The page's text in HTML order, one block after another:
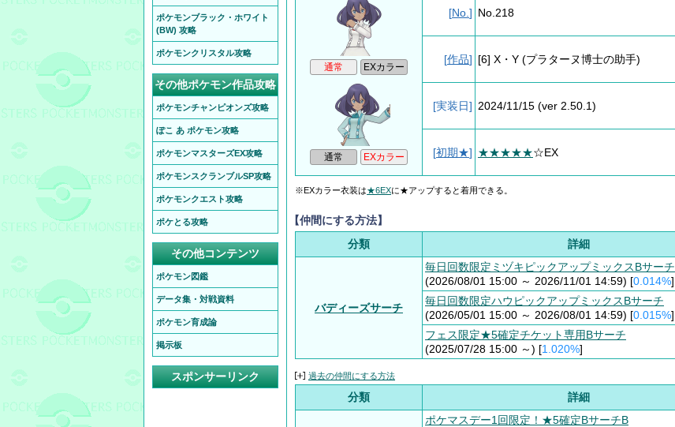
[No. ] No.218
[作品] [6] X・Y (プラターヌ博士の助手)
[実装日] 2024/11/15 (ver 2.50.1)
[初期★] ★★★★★☆EX
※EXカラー衣装は★6EXに★アップすると着用できる。
【仲間にする方法】
分類
詳細
バディーズサーチ
毎日回数限定ミヅキピックアップミックスBサーチ
(2026/08/01 15:00 ～ 2026/11/01 14:59) [0.014%]
毎日回数限定ハウピックアップミックスBサーチ
(2026/05/01 15:00 ～ 2026/08/01 14:59) [0.015%]
フェス限定★5確定チケット専用Bサーチ
(2025/07/28 15:00 ～) [1.020%]
過去の仲間にする方法
分類
詳細
ポケマスデー1回限定！★5確定BサーチB
ポケモンブラック・ホワイト
(BW) 攻略
ポケモンクリスタル攻略
その他ポケモン作品攻略
ポケモンチャンピオンズ攻略
ぽこ あ ポケモン攻略
ポケモンマスターズEX攻略
ポケモンスクランブルSP攻略
ポケモンクエスト攻略
ポケとる攻略
その他コンテンツ
ポケモン図鑑
データ集・対戦資料
ポケモン育成論
掲示板
スポンサーリンク